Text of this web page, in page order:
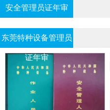
安全管理员证年审
东莞特种设备管理员
证年审